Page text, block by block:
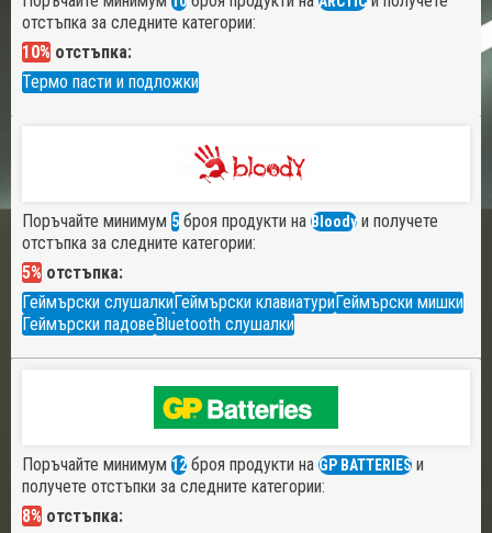
отстъпка за следните категории:
10% отстъпка:
Термо пасти и подложки
Поръчайте минимум 5 броя продукти на Bloody и получете
отстъпка за следните категории:
5% отстъпка:
Геймърски слушалкиГеймърски клавиатуриГеймърски мишки
Геймърски падовеBluetooth слушалки
Поръчайте минимум 12 броя продукти на GP BATTERIES и
получете отстъпки за следните категории:
8% отстъпка: